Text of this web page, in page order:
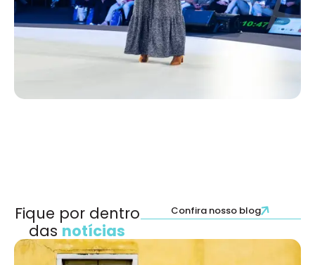
Fique por dentro
das notícias
Confira nosso blog